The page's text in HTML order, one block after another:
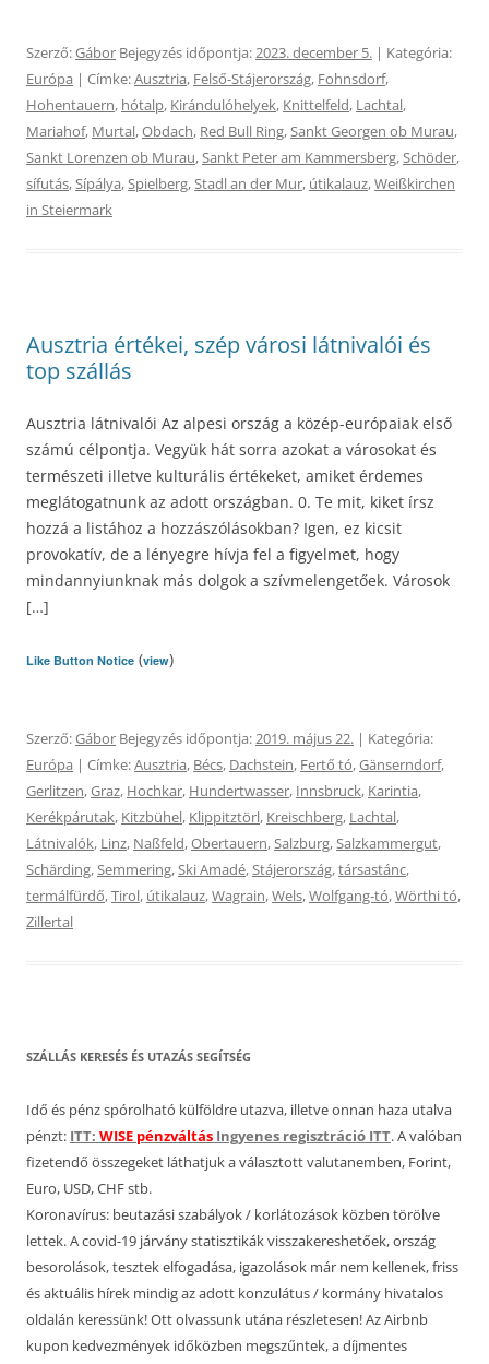
Szerző:Gábor Bejegyzés időpontja:2023. december 5. | Kategória:
Európa | Címke:Ausztria, Felső-Stájerország, Fohnsdorf,
Hohentauern, hótalp, Kirándulóhelyek, Knittelfeld, Lachtal,
Mariahof, Murtal,Obdach, Red Bull Ring,Sankt Georgen ob Murau,
Sankt Lorenzen ob Murau,Sankt Peter am Kammersberg,Schöder,
sífutás,Sípálya,Spielberg,Stadl an der Mur, útikalauz,Weißkirchen
in Steiermark
Ausztria értékei, szép városi látnivalói és
top szállás
Ausztria látnivalói Az alpesi ország a közép-európaiak első
számú célpontja. Vegyük hát sorra azokat a városokat és
természeti illetve kulturális értékeket, amiket érdemes
meglátogatnunk az adott országban. 0. Te mit, kiket írsz
hozzá a listához a hozzászólásokban? Igen, ez kicsit
provokatív, de a lényegre hívja fel a figyelmet, hogy
mindannyiunknak más dolgok a szívmelengetőek. Városok
[…]
Like Button Notice (view)
Szerző:Gábor Bejegyzés időpontja:2019. május 22. | Kategória:
Európa | Címke:Ausztria, Bécs, Dachstein, Fertő tó,Gänserndorf,
Gerlitzen,Graz, Hochkar, Hundertwasser, Innsbruck, Karintia,
Kerékpárutak, Kitzbühel, Klippitztörl, Kreischberg, Lachtal,
Látnivalók, Linz, Naßfeld,Obertauern,Salzburg,Salzkammergut,
Schärding,Semmering,Ski Amadé,Stájerország,társastánc,
termálfürdő,Tirol, útikalauz,Wagrain,Wels,Wolfgang-tó,Wörthi tó,
Zillertal
SZÁLLÁS KERESÉS ÉS UTAZÁS SEGÍTSÉG
Idő és pénz spórolható külföldre utazva, illetve onnan haza utalva
pénzt: ITT: WISE pénzváltás Ingyenes regisztráció ITT. A valóban
fizetendő összegeket láthatjuk a választott valutanemben, Forint,
Euro, USD, CHF stb.
Koronavírus: beutazási szabályok / korlátozások közben törölve
lettek. A covid-19 járvány statisztikák visszakereshetőek, ország
besorolások, tesztek elfogadása, igazolások már nem kellenek, friss
és aktuális hírek mindig az adott konzulátus / kormány hivatalos
oldalán keressünk! Ott olvassunk utána részletesen! Az Airbnb
kupon kedvezmények időközben megszűntek, a díjmentes